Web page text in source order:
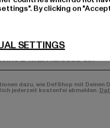
Produkten bist du
dazu, wie DefShop mit Deinen
jederzeit kostenfei abmelden.
By clicking on
SETTINGS